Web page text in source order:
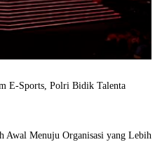
E-Sports, Polri Bidik Talenta
Awal Menuju Organisasi yang Lebih